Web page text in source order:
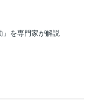
」を専門家が解説